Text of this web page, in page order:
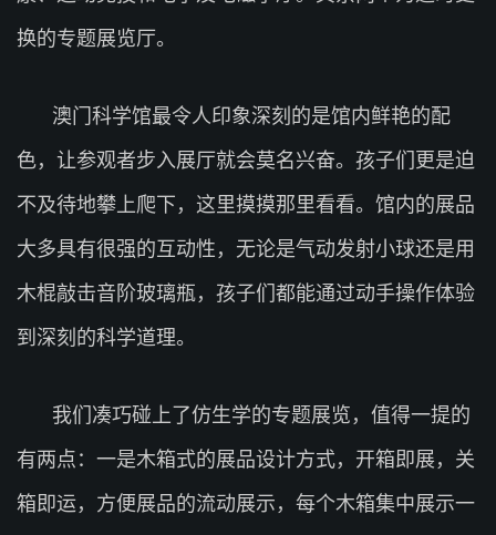
换的专题展览厅。
澳门科学馆最令人印象深刻的是馆内鲜艳的配
色，让参观者步入展厅就会莫名兴奋。孩子们更是迫
不及待地攀上爬下，这里摸摸那里看看。馆内的展品
大多具有很强的互动性，无论是气动发射小球还是用
木棍敲击音阶玻璃瓶，孩子们都能通过动手操作体验
到深刻的科学道理。
我们凑巧碰上了仿生学的专题展览，值得一提的
有两点：一是木箱式的展品设计方式，开箱即展，关
箱即运，方便展品的流动展示，每个木箱集中展示一